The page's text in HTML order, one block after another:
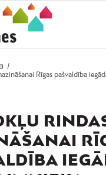
/
Rīgas pašvaldība